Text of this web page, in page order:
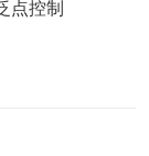
点控制